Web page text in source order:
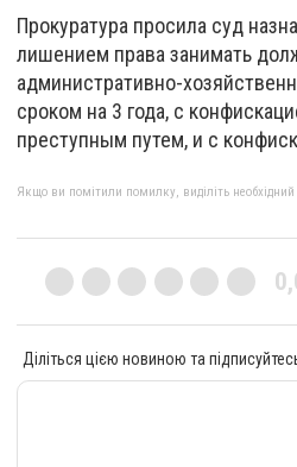
Прокуратура просила суд
лишением права занимать
административно-
сроком на 3 года, с
преступным путем, и с
Якщо ви помітили помилку, виділіть
Діліться цією новиною та